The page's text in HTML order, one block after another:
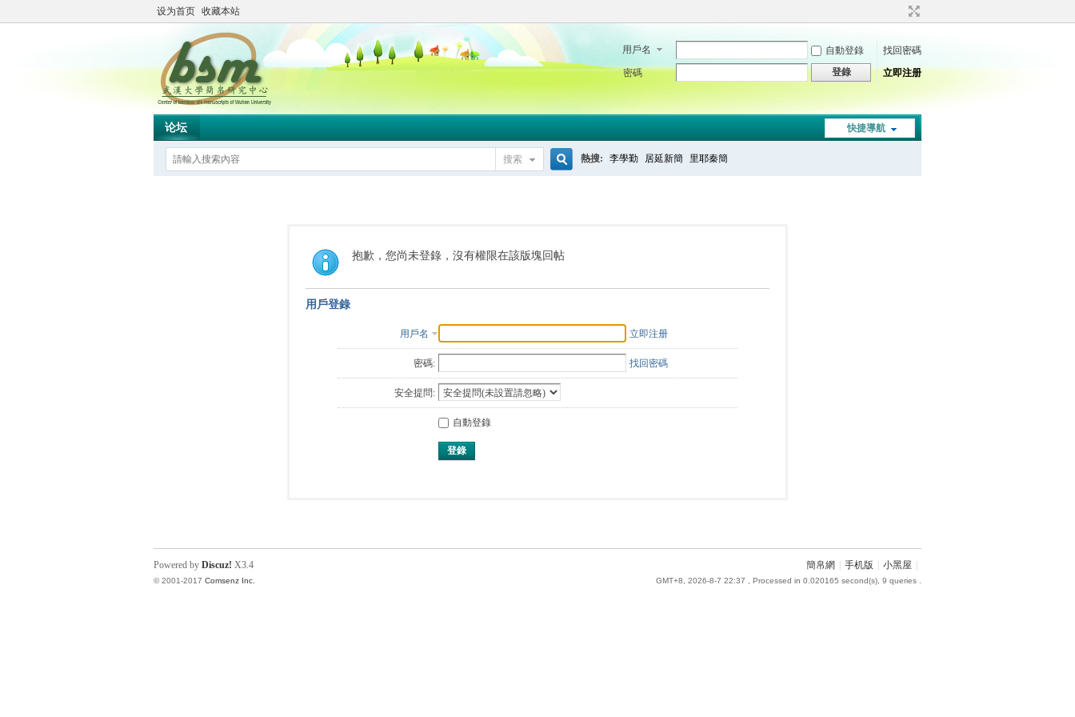
设为首页 收藏本站
用戶名 自動登錄
找回密碼
密碼
登錄 立即注册
快捷導航
论坛
搜索
索
熱搜: 李學勤 居延新簡 里耶秦簡
抱歉，您尚未登錄，沒有權限在該版塊回帖
用戶登錄
用戶名 立即注册
密碼: 找回密碼
安全提問:
自動登錄
登錄
簡帛網 手机版 小黑屋
GMT+8, 2026-8-7 22:37 , Processed in 0.020165 second(s), 9 queries .
Powered by Discuz! X3.4
© 2001-2017 Comsenz Inc.